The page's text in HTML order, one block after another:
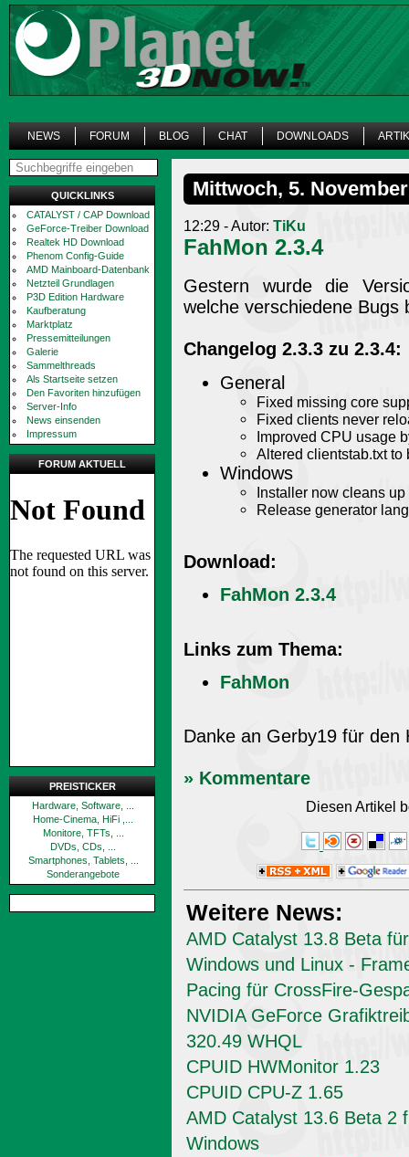
NEWS FORUM BLOG CHAT DOWNLOADS
QUICKLINKS
CATALYST / CAP Download
GeForce-Treiber Download
Realtek HD Download
Phenom Config-Guide
AMD Mainboard-Datenbank
Netzteil Grundlagen
P3D Edition Hardware
Kaufberatung
Marktplatz
Pressemitteilungen
Galerie
Sammelthreads
Als Startseite setzen
Den Favoriten hinzufügen
Server-Info
News einsenden
Impressum
FORUM AKTUELL
PREISTICKER
Hardware, Software, ...
Home-Cinema, HiFi ,...
Monitore, TFTs, ...
DVDs, CDs, ...
Smartphones, Tablets, ...
Sonderangebote
Mittwoch, 5.
12:29 - Autor: TiKu
FahMon 2.3.4
Gestern wurde die
welche verschiedene Bugs
Changelog 2.3.3 zu 2.3.4:
General
Fixed missing core
Fixed clients never
Improved CPU usage
Altered clientstab.txt to
Windows
Installer now cleans
Release generator
Download:
FahMon 2.3.4
Links zum Thema:
FahMon
Danke an Gerby19 für den
» Kommentare
Diesen Artikel
Weitere News:
AMD Catalyst 13.8 Beta für
Windows und Linux -
Pacing für CrossFire-
NVIDIA GeForce
320.49 WHQL
CPUID HWMonitor 1.23
CPUID CPU-Z 1.65
AMD Catalyst 13.6 Beta 2
Windows